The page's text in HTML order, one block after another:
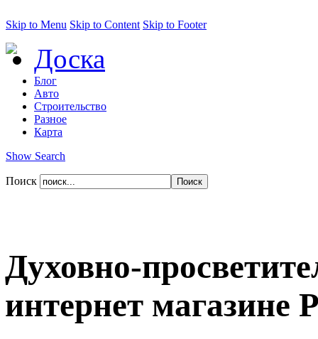
Skip to Menu Skip to Content Skip to Footer
Доска
Блог
Авто
Строительство
Разное
Карта
Show Search
Поиск
Духовно-
интернет магазине